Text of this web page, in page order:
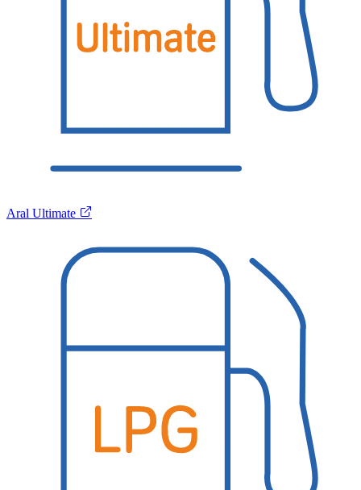
Aral Ultimate